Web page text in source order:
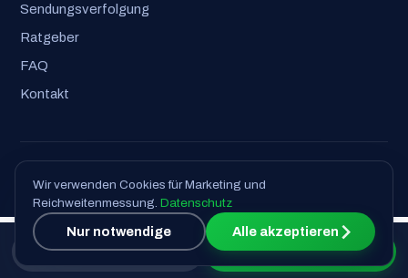
Sendungsverfolgung
Ratgeber
FAQ
Kontakt
© 2026 Logisticoo GmbH · Alle Rechte vorbehalten
Impressum·Datenschutz·AGB
📞 Anrufen Transportanfrage
Wir verwenden Cookies für Marketing und
Reichweitenmessung.Datenschutz
Nur notwendige Alle akzeptieren